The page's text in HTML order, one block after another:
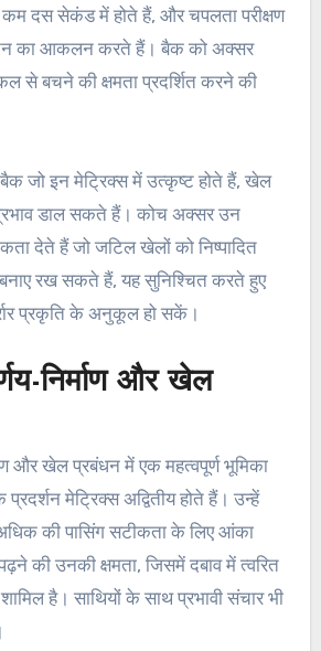
दस सेकंड में होते हैं, और चपलता परीक्षण
का आकलन करते हैं। बैक को अक्सर
से बचने की क्षमता प्रदर्शित करने की
बैक जो इन मेट्रिक्स में उत्कृष्ट होते हैं, खेल
प्रभाव डाल सकते हैं। कोच अक्सर उन
देते हैं जो जटिल खेलों को निष्पादित
रख सकते हैं, यह सुनिश्चित करते हुए
प्रकृति के अनुकूल हो सकें।
निर्माण और खेल
और खेल प्रबंधन में एक महत्वपूर्ण भूमिका
मेट्रिक्स अद्वितीय होते हैं। उन्हें
की पासिंग सटीकता के लिए आंका
की उनकी क्षमता, जिसमें दबाव में त्वरित
है। साथियों के साथ प्रभावी संचार भी